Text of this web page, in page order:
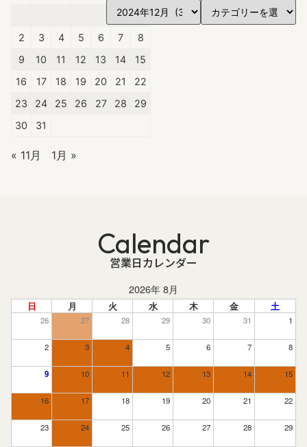
1
2
3 4 5 6 7
8
9
10 11 12 13 14
15
16
17 18 19 20 21
22
23
24 25 26 27 28
29
30
31
« 11月 1月 »
Calendar
営業日カレンダー
2026年 8月
日 月 火 水 木 金 土
26 27 28 29 30 31 1
2 3 4 5 6 7 8
9 10 11 12 13 14 15
16 17 18 19 20 21 22
23 24 25 26 27 28 29